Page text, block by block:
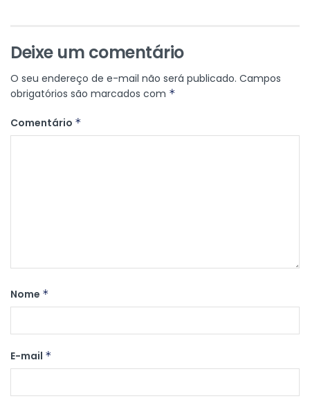
Deixe um comentário
O seu endereço de e-mail não será publicado. Campos
obrigatórios são marcados com *
Comentário *
Nome *
E-mail *